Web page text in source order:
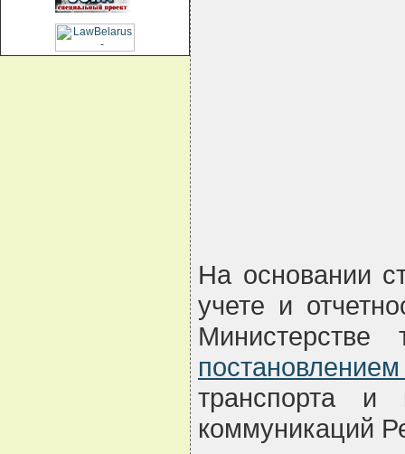
На основании
учете и
Министерстве
транспорта и
коммуникаций